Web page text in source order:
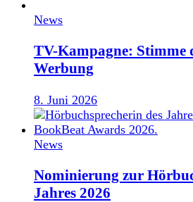
News
TV-Kampagne: Stimme
Werbung
8. Juni 2026
News
Nominierung zur
Jahres 2026